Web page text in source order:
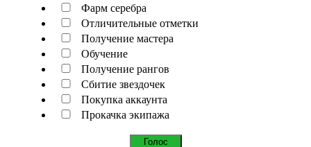
Фарм серебра
Отличительные отметки
Получение мастера
Обучение
Получение рангов
Сбитие звездочек
Покупка аккаунта
Прокачка экипажа